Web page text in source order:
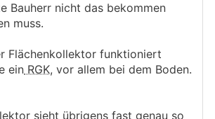
.
Bauherr nicht das bekommen
muss.
Flächenkollektor funktioniert
ein RGK, vor allem bei dem Boden.
sieht übrigens fast genau so